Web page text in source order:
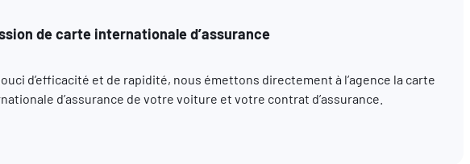
de carte internationale d’assurance
d’efficacité et de rapidité, nous émettons directement à l’agence la carte
d’assurance de votre voiture et votre contrat d’assurance.